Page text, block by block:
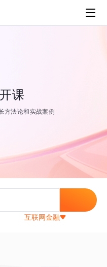
课
方法论和实战案例
互联网金融